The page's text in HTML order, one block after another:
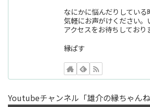
なにかに悩んだりしてい
気軽にお声がけください。
アクセスをお待ちしており
縁ぱす
Youtubeチャンネル「雄介の縁ちゃんね